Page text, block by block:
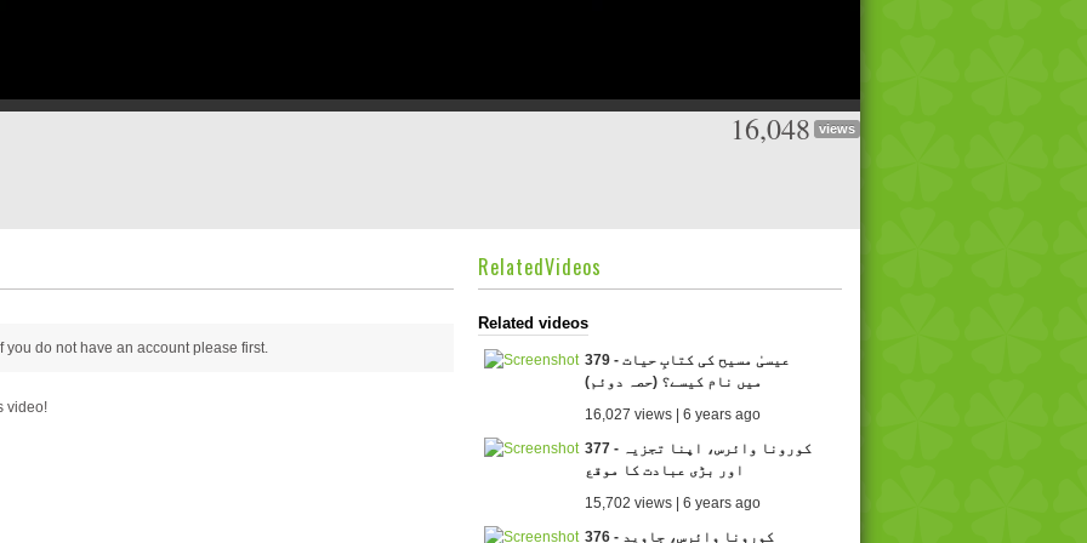
16,048 views
you do not have an account please first.
video!
RelatedVideos
Related videos
379 - عیسیٰ مسیح کی کتابِ حیات
میں نام کیسے؟ (حصہ دوئم)
16,027 views | 6 years ago
377 - کورونا وائرس، اپنا تجزیہ
اور بڑی عبادت کا موقع
15,702 views | 6 years ago
376 - کورونا وائرس، جاوید